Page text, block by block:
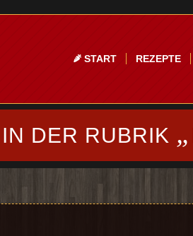
START REZEPTE
DER RUBRIK „